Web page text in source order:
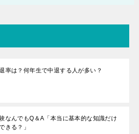
率は？何年生で中退する人が多い？
なんでもQ＆A「本当に基本的な知識だけ
きる？」